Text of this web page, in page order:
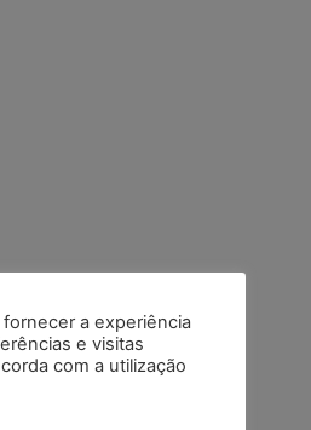
a experiência
e visitas
com a utilização